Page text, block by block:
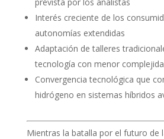
Interés creciente de los
autonomías extendidas
Adaptación de talleres
tecnología con menor
Convergencia tecnológica que
hidrógeno en sistemas híbridos
Mientras la batalla por el futuro de